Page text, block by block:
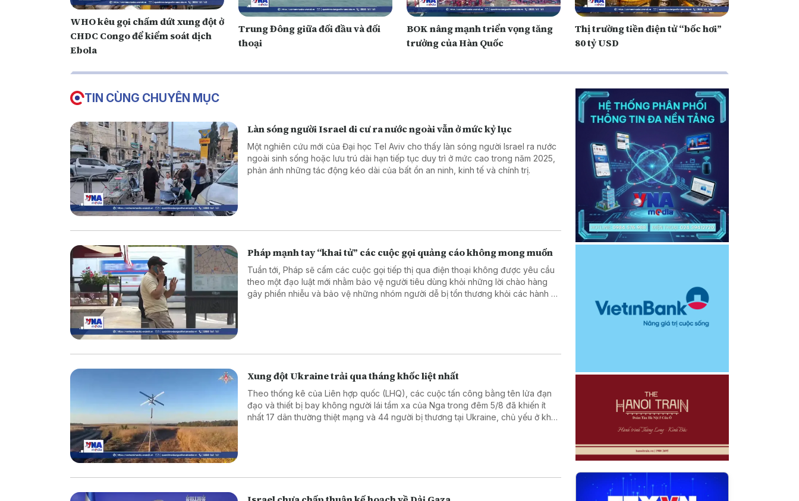
WHO kêu gọi chấm dứt xung đột ở
CHDC Congo để kiểm soát dịch
Ebola
Trung Đông giữa đối đầu và đối
thoại
BOK nâng mạnh triển vọng tăng
trưởng của Hàn Quốc
Thị trường tiền điện tử “bốc hơi”
80 tỷ USD
TIN CÙNG CHUYÊN MỤC
Làn sóng người Israel di cư ra nước ngoài vẫn ở mức kỷ lục
Một nghiên cứu mới của Đại học Tel Aviv cho thấy làn sóng người Israel ra nước
ngoài sinh sống hoặc lưu trú dài hạn tiếp tục duy trì ở mức cao trong năm 2025,
phản ánh những tác động kéo dài của bất ổn an ninh, kinh tế và chính trị.
Pháp mạnh tay “khai tử” các cuộc gọi quảng cáo không mong muốn
Tuần tới, Pháp sẽ cấm các cuộc gọi tiếp thị qua điện thoại không được yêu cầu
theo một đạo luật mới nhằm bảo vệ người tiêu dùng khỏi những lời chào hàng
gây phiền nhiễu và bảo vệ những nhóm người dễ bị tổn thương khỏi các hành vi
Xung đột Ukraine trải qua tháng khốc liệt nhất
Theo thống kê của Liên hợp quốc (LHQ), các cuộc tấn công bằng tên lửa đạn
đạo và thiết bị bay không người lái tầm xa của Nga trong đêm 5/8 đã khiến ít
nhất 17 dân thường thiệt mạng và 44 người bị thương tại Ukraine, chủ yếu ở khu